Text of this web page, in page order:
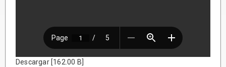
Descargar [162.00 B]